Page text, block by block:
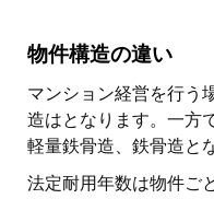
物件構造の違い
マンション経営を行う
造はとなります。一方
軽量鉄骨造、鉄骨造と
法定耐用年数は物件ご